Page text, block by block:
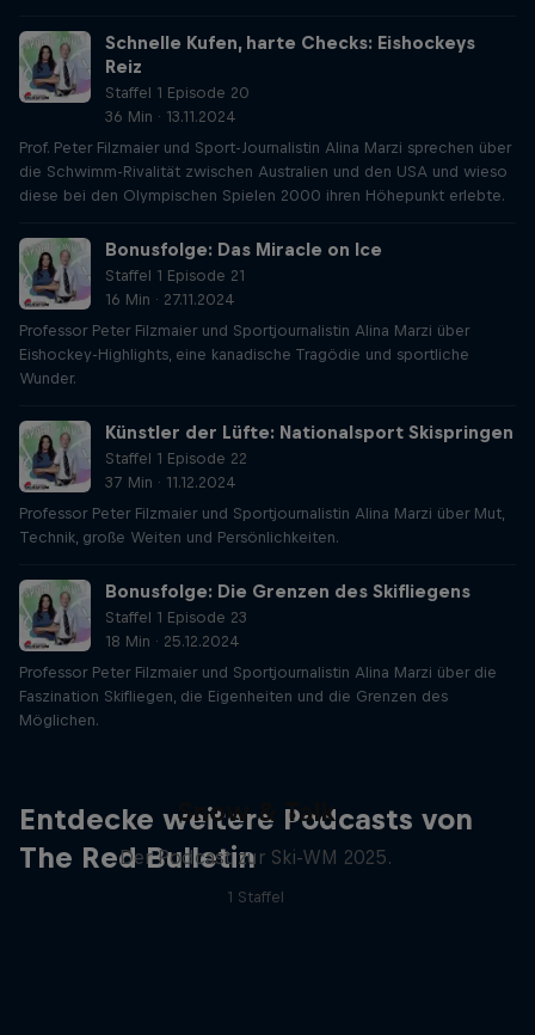
Schnelle Kufen, harte Checks: Eishockeys
Reiz
Staffel 1 Episode 20
36 Min · 13.11.2024
Prof. Peter Filzmaier und Sport-Journalistin Alina Marzi sprechen über
die Schwimm-Rivalität zwischen Australien und den USA und wieso
diese bei den Olympischen Spielen 2000 ihren Höhepunkt erlebte.
Bonusfolge: Das Miracle on Ice
Staffel 1 Episode 21
16 Min · 27.11.2024
Professor Peter Filzmaier und Sportjournalistin Alina Marzi über
Eishockey-Highlights, eine kanadische Tragödie und sportliche
Wunder.
Künstler der Lüfte: Nationalsport Skispringen
Staffel 1 Episode 22
37 Min · 11.12.2024
Professor Peter Filzmaier und Sportjournalistin Alina Marzi über Mut,
Technik, große Weiten und Persönlichkeiten.
Bonusfolge: Die Grenzen des Skifliegens
Staffel 1 Episode 23
18 Min · 25.12.2024
Professor Peter Filzmaier und Sportjournalistin Alina Marzi über die
Faszination Skifliegen, die Eigenheiten und die Grenzen des
Möglichen.
Entdecke weitere Podcasts von
The Red Bulletin
Snow & Talk
Der Podcast zur Ski-WM 2025.
1 Staffel